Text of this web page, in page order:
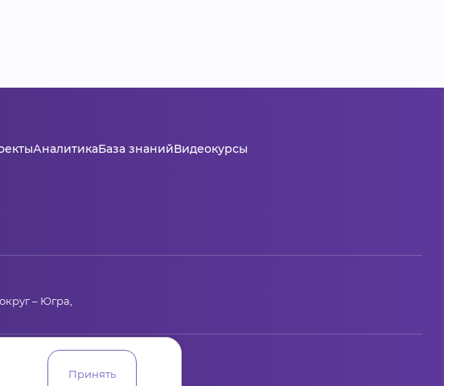
АналитикаБаза знанийВидеокурсы
– Югра,
Принять